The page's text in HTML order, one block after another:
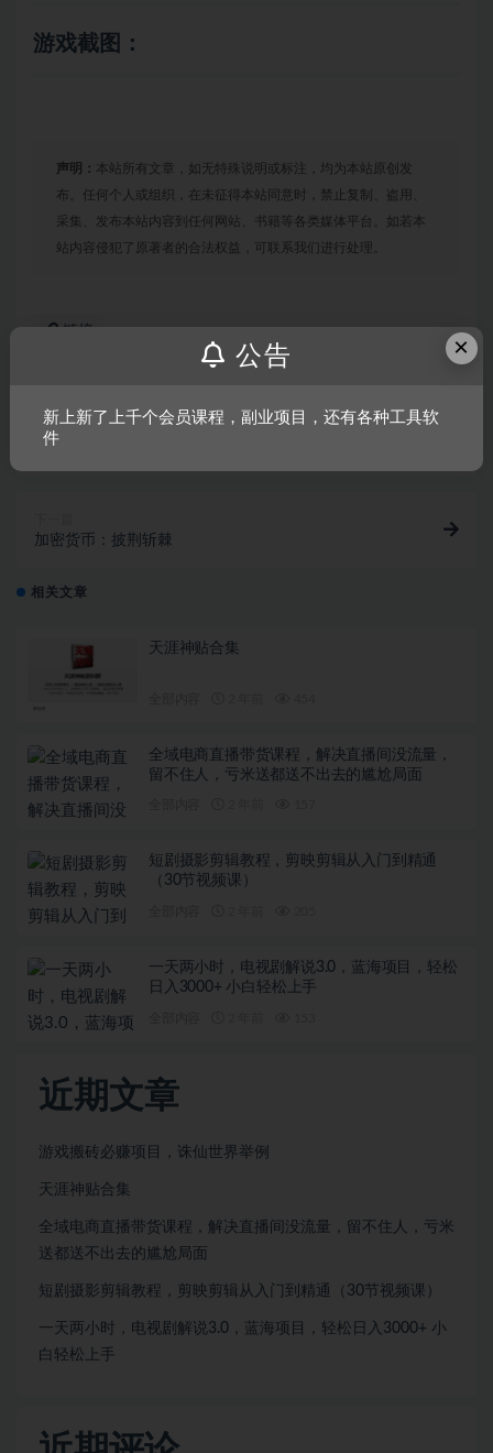
游戏截图：
声明： 本站所有文章，如无特殊说明或标注，均为本站原创发
布。任何个人或组织，在未征得本站同意时，禁止复制、盗用、
采集、发布本站内容到任何网站、书籍等各类媒体平台。如若本
站内容侵犯了原著者的合法权益，可联系我们进行处理。
链接
上一篇
加密货币：披荆斩棘
相关文章
天涯神贴合集
全域电商直播带货课程，解决直播间没流量，
留不住人，亏米送都送不出去的尴尬局面
短剧摄影剪辑教程，剪映剪辑从入门到精通
（30节视频课）
一天两小时，电视剧解说3.0，蓝海项目，轻松
日入3000+ 小白轻松上手
近期文章
游戏搬砖必赚项目，诛仙世界举例
天涯神贴合集
全域电商直播带货课程，解决直播间没流量，留不住人，亏米
送都送不出去的尴尬局面
短剧摄影剪辑教程，剪映剪辑从入门到精通（30节视频课）
一天两小时，电视剧解说3.0，蓝海项目，轻松日入3000+ 小
白轻松上手
×
公告
新上新了上千个会员课程，副业项目，还有各种工具软
件